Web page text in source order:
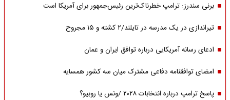
برنی سندرز: ترامپ خطرناک‌ترین رئیس‌جمهور برای آمریکا است
تیراندازی در یک مدرسه در تایلند/۲ کشته و ۱۵ مجروح
ادعای رسانه آمریکایی درباره توافق ایران و عمان
امضای توافقنامه دفاعی مشترک میان سه کشور همسایه
پاسخ ترامپ درباره انتخابات ۲۰۲۸ /ونس یا روبیو؟